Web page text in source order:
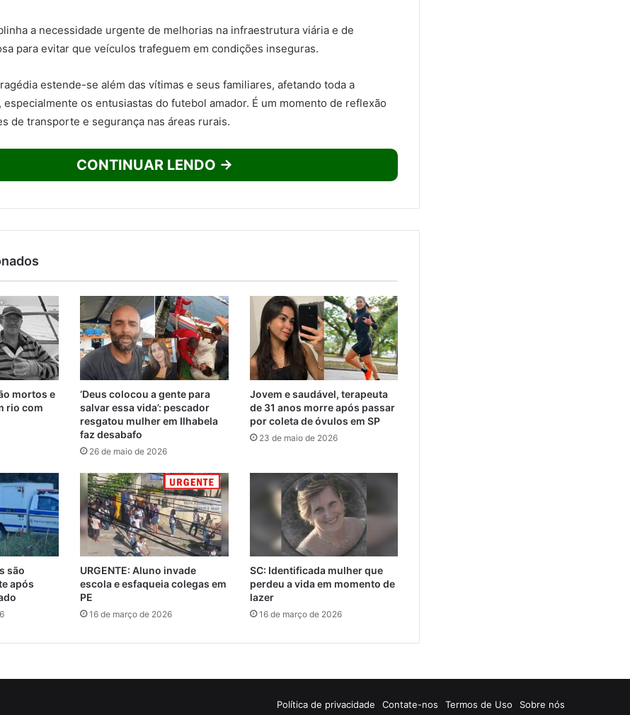
a necessidade urgente de melhorias na infraestrutura viária e de
para evitar que veículos trafeguem em condições inseguras.
estende-se além das vítimas e seus familiares, afetando toda a
os entusiastas do futebol amador. É um momento de reflexão
de transporte e segurança nas áreas rurais.
CONTINUAR LENDO →
mortos e
rio com
‘Deus colocou a gente para
salvar essa vida’: pescador
resgatou mulher em Ilhabela
faz desabafo
26 de maio de 2026
Jovem e saudável, terapeuta
de 31 anos morre após passar
por coleta de óvulos em SP
23 de maio de 2026
são
após
URGENTE: Aluno invade
escola e esfaqueia colegas em
PE
16 de março de 2026
SC: Identificada mulher que
perdeu a vida em momento de
lazer
16 de março de 2026
Política de privacidade Contate-nos Termos de Uso Sobre nós